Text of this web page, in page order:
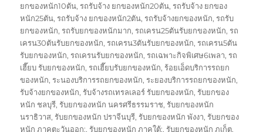
ยกของหนัก10ตัน,รถรับจ้าง ยกของหนัก20ตัน,รถรับจ้าง ยกของ
หนัก25ตัน,รถรับจ้าง ยกของหนัก2ตัน,รถรับจ้างยกของหนัก,รถรับ
ยกของหนัก,รถรับยกของหนักมาก,รถเครน25ตันรับยกของหนัก,รถ
เครน30ตันรับยกของหนัก,รถเครน3ตันรับยกของหนัก,รถเครน5ตัน
รับยกของหนัก,รถเครนรับยกของหนัก,รถเฉพาะกิจพิเศษ6เพลา,รถ
เฮี๊ยบ รับยกของหนัก,รถเฮี๊ยบรับยกของหนัก,ร้อยเอ็ดบริการรถยก
ของหนัก,ระนองบริการรถยกของหนัก,ระยองบริการรถยกของหนัก,
รับจ้างยกของหนัก,รับจ้างรถเทรลเลอร์ รับยกของหนัก,รับยกของ
หนัก ชลบุรี,รับยกของหนัก นครศรีธรรมราช,รับยกของหนัก
นราธิวาส,รับยกของหนัก ปราจีนบุรี,รับยกของหนัก พังงา,รับยกของ
หนัก ภาคตะวันออก:,รับยกของหนัก ภาคใต้:,รับยกของหนัก ภูเก็ต,